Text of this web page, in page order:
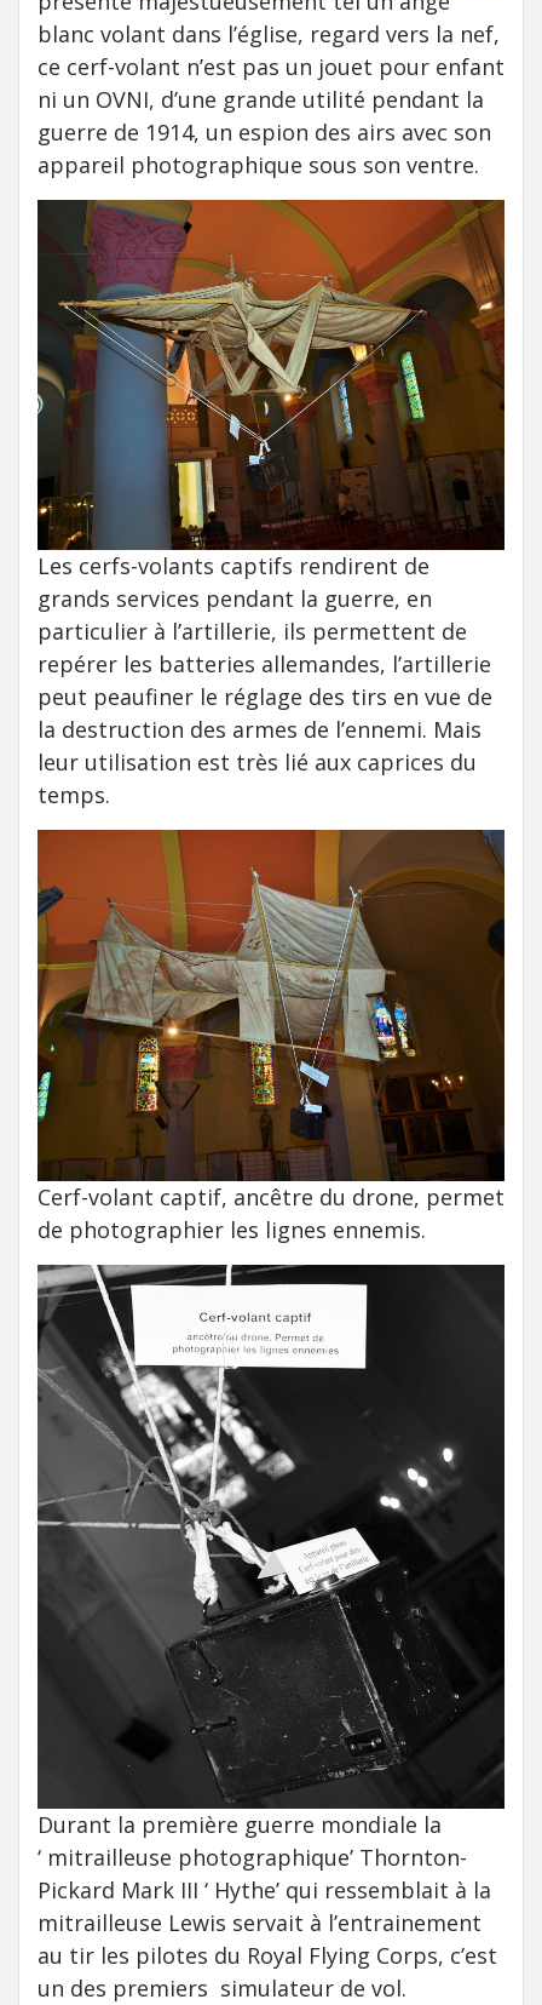
blanc volant dans l’église, regard vers la nef,
ce cerf-volant n’est pas un jouet pour enfant
ni un OVNI, d’une grande utilité pendant la
guerre de 1914, un espion des airs avec son
appareil photographique sous son ventre.
Les cerfs-volants captifs rendirent de
grands services pendant la guerre, en
particulier à l’artillerie, ils permettent de
repérer les batteries allemandes, l’artillerie
peut peaufiner le réglage des tirs en vue de
la destruction des armes de l’ennemi. Mais
leur utilisation est très lié aux caprices du
temps.
Cerf-volant captif, ancêtre du drone, permet
de photographier les lignes ennemis.
Durant la première guerre mondiale la
‘ mitrailleuse photographique’ Thornton-
Pickard Mark III ‘ Hythe’ qui ressemblait à la
mitrailleuse Lewis servait à l’entrainement
au tir les pilotes du Royal Flying Corps, c’est
un des premiers simulateur de vol.